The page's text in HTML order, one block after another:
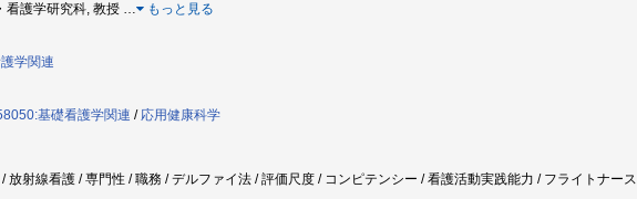
看護学研究科, 教授 … もっと見る
学関連
基礎看護学関連 / 応用健康科学
放射線看護 / 専門性 / 職務 / デルファイ法 / 評価尺度 / コンピテンシー / 看護活動実践能力 / フライトナース